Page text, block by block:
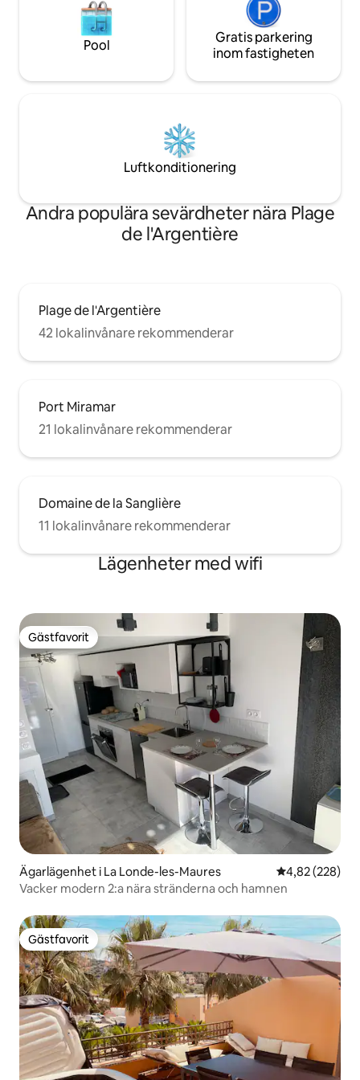
Pool
Gratis parkering
inom fastigheten
Luftkonditionering
Andra populära sevärdheter nära Plage
de l'Argentière
Plage de l'Argentière
42 lokalinvånare rekommenderar
Port Miramar
21 lokalinvånare rekommenderar
Domaine de la Sanglière
11 lokalinvånare rekommenderar
Lägenheter med wifi
Gästfavorit
Gästfavorit
Ägarlägenhet i La Londe-les-Maures 4,82 av 5 i
4,82 (228)
Vacker modern 2:a nära stränderna och hamnen
Gästfavorit
Gästfavorit